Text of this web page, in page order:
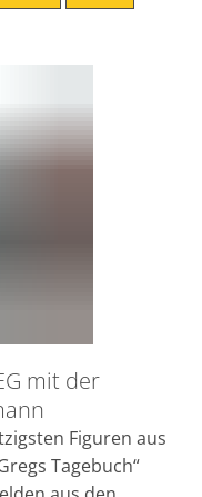
mit der
Figuren aus
Tagebuch“